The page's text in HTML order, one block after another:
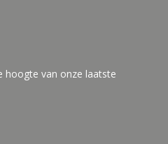
hoogte van onze laatste